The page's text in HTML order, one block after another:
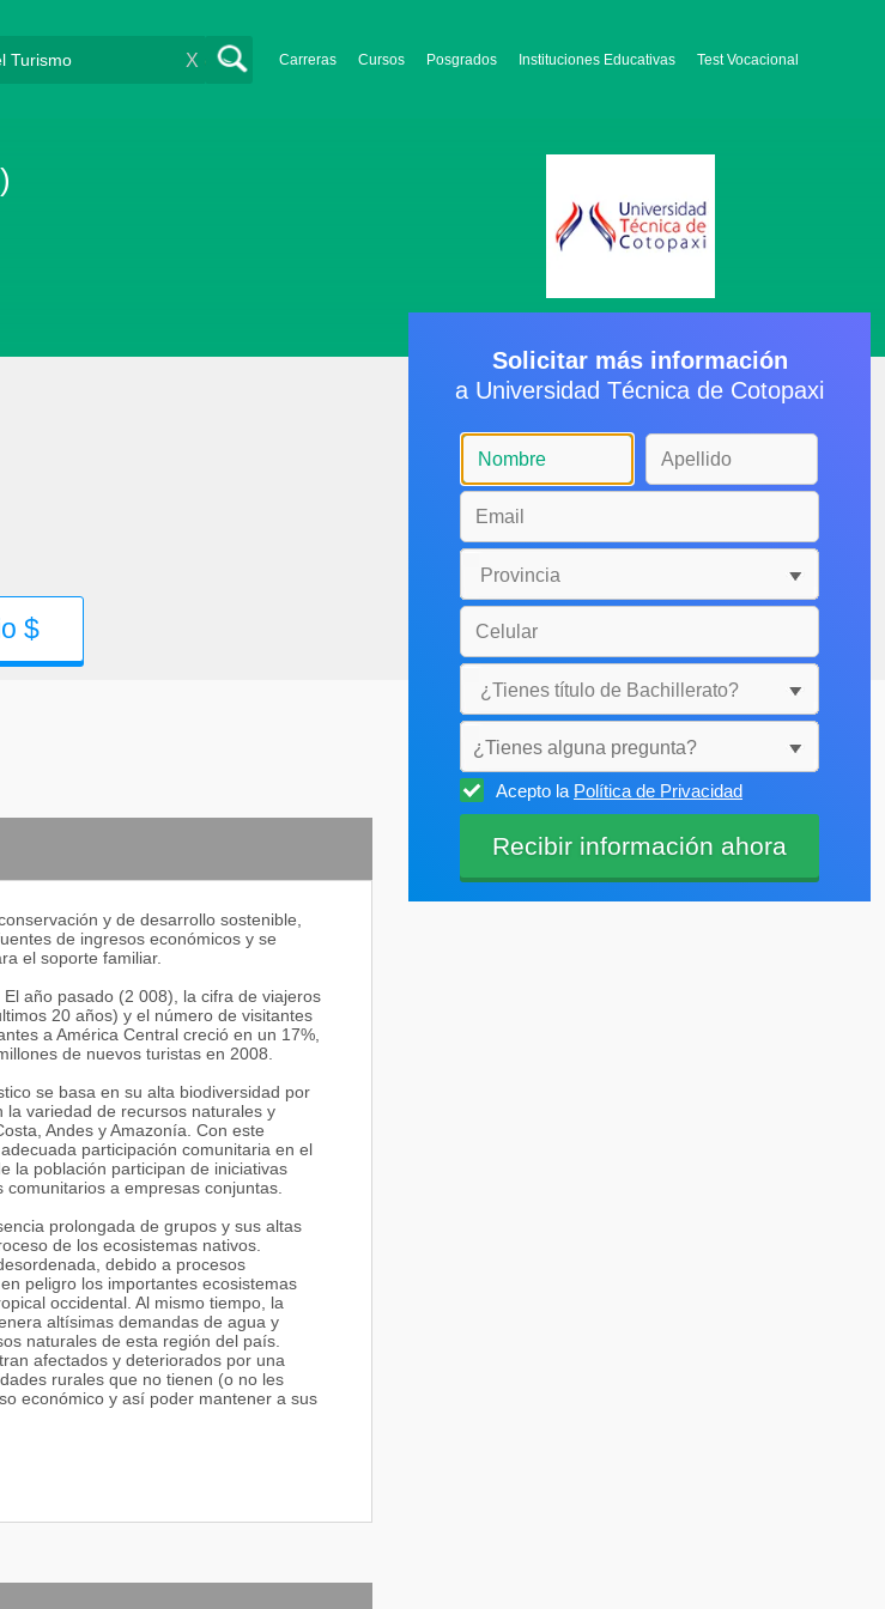
Carreras Cursos Posgrados Instituciones Educativas Test Vocacional
X
$
y de desarrollo sostenible,
de ingresos económicos y se
el soporte familiar.
año pasado (2 008), la cifra de viajeros
20 años) y el número de visitantes
a América Central creció en un 17%,
de nuevos turistas en 2008.
se basa en su alta biodiversidad por
la variedad de recursos naturales y
Andes y Amazonía. Con este
participación comunitaria en el
la población participan de iniciativas
a empresas conjuntas.
prolongada de grupos y sus altas
de los ecosistemas nativos.
debido a procesos
peligro los importantes ecosistemas
occidental. Al mismo tiempo, la
altísimas demandas de agua y
naturales de esta región del país.
afectados y deteriorados por una
rurales que no tienen (o no les
económico y así poder mantener a sus
del avance científico, tecnológico
lograr una sociedad solidaria, justa,
Solicitar más información
a Universidad Técnica de Cotopaxi
¿Tienes alguna pregunta?
Selecciónala
Acepto la Política de Privacidad